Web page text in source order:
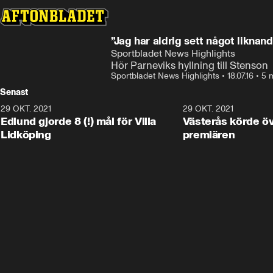
”Jag har aldrig sett något
Sportbladet News Highlights
Hör Parneviks hyllning till Stenson
Sportbladet News Highlights • 18.07.16 • 5
Senast
29 OKT. 2021
Edlund gjorde 8 (!) mål för Villa
Lidköping
29 OKT. 2021
Västerås körde
premiären